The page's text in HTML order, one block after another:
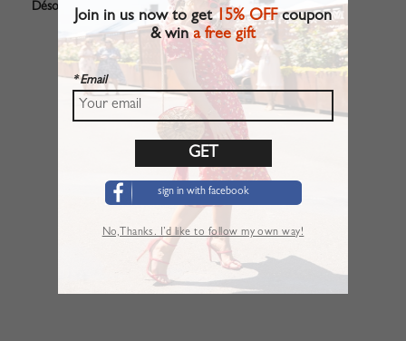
Désolé, aucun résultat ne correspond.
Join in us now to get15% OFFcoupon
& wina free gift
* Email
sign in with facebook
No,Thanks. I’d like to follow my own way!